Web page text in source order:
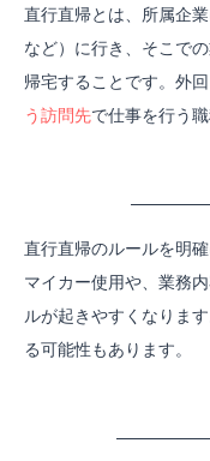
直行直帰とは、所属企
など）に行き、そこで
帰宅することです。 外
う訪問先で仕事を行う
直行直帰のルールを明
マイカー使用や、業務
ルが起きやすくなりま
る可能性もあります。